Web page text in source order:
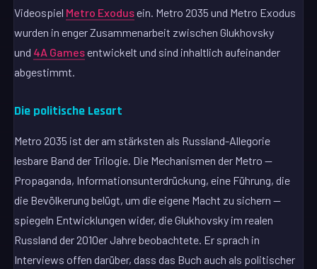
Videospiel Metro Exodusein. Metro 2035 und Metro Exodus
wurden in enger Zusammenarbeit zwischen Glukhovsky
und 4A Gamesentwickelt und sind inhaltlich aufeinander
abgestimmt.
Die politische Lesart
Metro 2035 ist der am stärksten als Russland-Allegorie
lesbare Band der Trilogie. Die Mechanismen der Metro —
Propaganda, Informationsunterdrückung, eine Führung, die
die Bevölkerung belügt, um die eigene Macht zu sichern —
spiegeln Entwicklungen wider, die Glukhovsky im realen
Russland der 2010er Jahre beobachtete. Er sprach in
Interviews offen darüber, dass das Buch auch als politischer